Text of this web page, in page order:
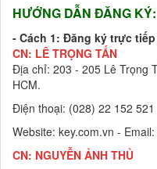
HƯỚNG DẪN ĐĂNG KÝ:
- Cách 1: Đăng ký trực tiếp
CN: LÊ TRỌNG TẤN
Địa chỉ: 203 - 205 Lê Trọng
HCM.
Điện thoại: (028) 22 152 521
Website: key.com.vn -
CN: NGUYỄN ẢNH THỦ